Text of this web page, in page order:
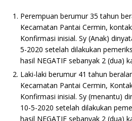
Perempuan berumur 35 tahun
Kecamatan Pantai Cermin,
Konfirmasi inisial. Sy (Anak)
5-2020 setelah dilakukan
hasil NEGATIF sebanyak 2 (dua)
Laki-laki berumur 41 tahun
Kecamatan Pantai Cermin,
Konfirmasi inisial. Sy (menantu)
10-5-2020 setelah dilakukan
hasil NEGATIF sebanyak 2 (dua)